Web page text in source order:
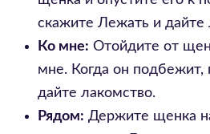
скажите Лежать и дайте
Ко мне: Отойдите от
мне. Когда он подбежит,
дайте лакомство.
Рядом: Держите щенка